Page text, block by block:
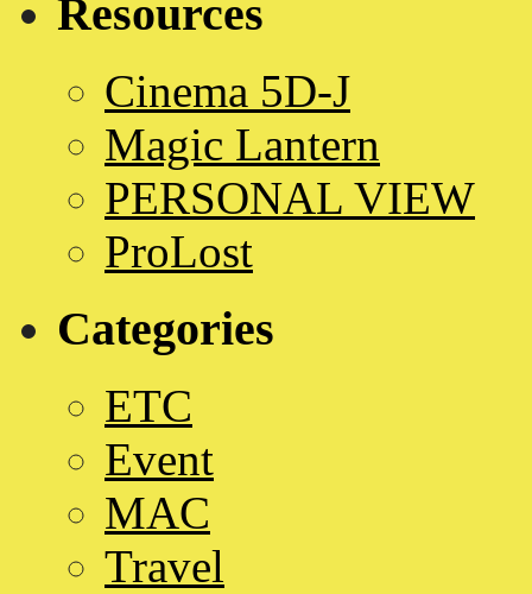
Resources
Cinema 5D-J
Magic Lantern
PERSONAL VIEW
ProLost
Categories
ETC
Event
MAC
Travel